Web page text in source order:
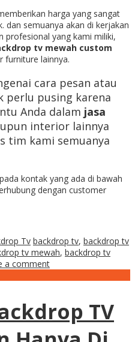
harga yang sangat
dan semuanya akan di kerjakan
profesional yang kami miliki,
tv mewah custom
furniture lainnya.
cara pesan atau
perlu pusing karena
Anda dalam jasa
interior lainnya
tim kami semuanya
kontak yang ada di bawah
dengan customer
Tv backdrop tv, backdrop tv
tv mewah, backdrop tv
a comment
TV